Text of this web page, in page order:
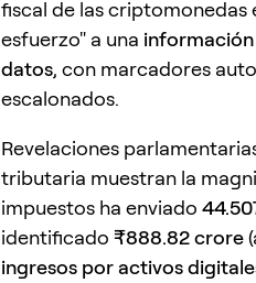
fiscal de las criptomonedas
esfuerzo" a una
datos, con marcadores
escalonados.
Revelaciones
tributaria muestran la
impuestos ha enviado
identificado ₹888.82 crore
ingresos por activos